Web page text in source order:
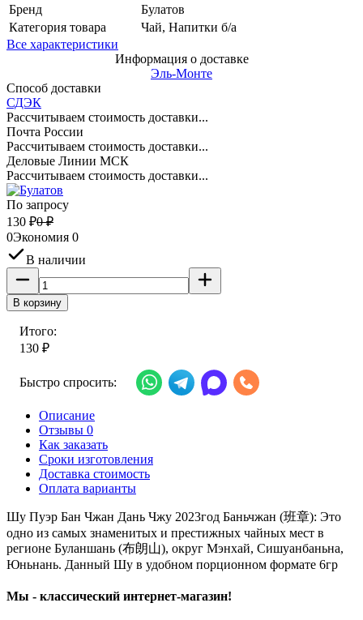
Бренд
Булатов
Категория товара
Чай, Напитки б/а
Все характеристики
Информация о доставке
Эль-Монте
Способ доставки
СДЭК
Рассчитываем стоимость доставки...
Почта России
Рассчитываем стоимость доставки...
Деловые Линии МСК
Рассчитываем стоимость доставки...
По запросу
130 ₽0 ₽
0Экономия 0
В наличии
В корзину
Итого:
130 ₽
Быстро спросить:
Описание
Отзывы 0
Как заказать
Сроки изготовления
Доставка стоимость
Оплата варианты
Шу Пуэр Бан Чжан Дань Чжу 2023год Баньчжан (班章): Это
одно из самых знаменитых и престижных чайных мест в
регионе Буланшань (布朗山), округ Мэнхай, Сишуанбаньна,
Юньнань. Данный Шу в удобном порционном формате 6гр
Мы - классический интернет-магазин!